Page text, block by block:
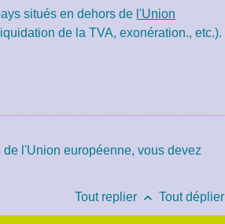
situés en dehors de l'Union
de la TVA, exonération., etc.).
l'Union européenne, vous devez
Tout replier keyboard_arrow_up Tout déplier